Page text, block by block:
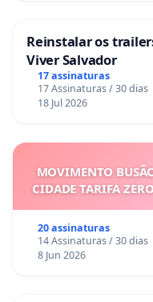
Reinstalar os
Viver Salvador
17 assinaturas
17 Assinaturas / 30 dias
18 Jul 2026
MOVIMENTO
CIDADE TARIFA
20 assinaturas
14 Assinaturas / 30 dias
8 Jun 2026